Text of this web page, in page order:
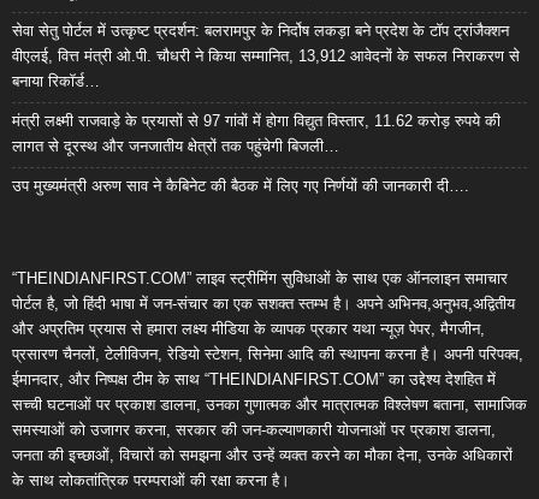
सेवा सेतु पोर्टल में उत्कृष्ट प्रदर्शन: बलरामपुर के निर्दोष लकड़ा बने प्रदेश के टॉप ट्रांजैक्शन
वीएलई, वित्त मंत्री ओ.पी. चौधरी ने किया सम्मानित, 13,912 आवेदनों के सफल निराकरण से
बनाया रिकॉर्ड…
मंत्री लक्ष्मी राजवाड़े के प्रयासों से 97 गांवों में होगा विद्युत विस्तार, 11.62 करोड़ रुपये की
लागत से दूरस्थ और जनजातीय क्षेत्रों तक पहुंचेगी बिजली…
उप मुख्यमंत्री अरुण साव ने कैबिनेट की बैठक में लिए गए निर्णयों की जानकारी दी….
“THEINDIANFIRST.COM” लाइव स्ट्रीमिंग सुविधाओं के साथ एक ऑनलाइन समाचार
पोर्टल है, जो हिंदी भाषा में जन-संचार का एक सशक्त स्तम्भ है। अपने अभिनव,अनुभव,अद्वितीय
और अप्रतिम प्रयास से हमारा लक्ष्य मीडिया के व्यापक प्रकार यथा न्यूज़ पेपर, मैगजीन,
प्रसारण चैनलों, टेलीविजन, रेडियो स्टेशन, सिनेमा आदि की स्थापना करना है। अपनी परिपक्व,
ईमानदार, और निष्पक्ष टीम के साथ “THEINDIANFIRST.COM” का उद्देश्य देशहित में
सच्ची घटनाओं पर प्रकाश डालना, उनका गुणात्मक और मात्रात्मक विश्लेषण बताना, सामाजिक
समस्याओं को उजागर करना, सरकार की जन-कल्याणकारी योजनाओं पर प्रकाश डालना,
जनता की इच्छाओं, विचारों को समझना और उन्हें व्यक्त करने का मौका देना, उनके अधिकारों
के साथ लोकतांत्रिक परम्पराओं की रक्षा करना है।